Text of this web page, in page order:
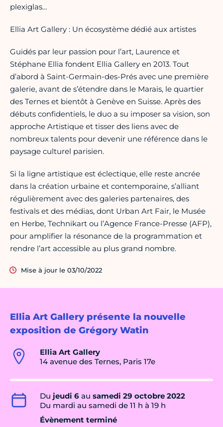
Ellia Art Gallery présente la nouvelle
exposition de Grégory Watin
Ellia Art Gallery
14 avenue des Ternes, Paris 17e
Du jeudi 6 au samedi 29 octobre 2022
Du mardi au samedi de 11 h à 19 h
Évènement terminé
plexiglas…
Ellia Art Gallery : Un écosystème dédié aux artistes
Guidés par leur passion pour l’art, Laurence et
Stéphane Ellia fondent Ellia Gallery en 2013. Tout
d’abord à Saint-Germain-des-Prés avec une première
galerie, avant de s’étendre dans le Marais, le quartier
des Ternes et bientôt à Genève en Suisse. Après des
débuts confidentiels, le duo a su imposer sa vision, son
approche Artistique et tisser des liens avec de
nombreux talents pour devenir une référence dans le
paysage culturel parisien.
Si la ligne artistique est éclectique, elle reste ancrée
dans la création urbaine et contemporaine, s’alliant
régulièrement avec des galeries partenaires, des
festivals et des médias, dont Urban Art Fair, le Musée
en Herbe, Technikart ou l’Agence France-Presse (AFP),
pour amplifier la résonance de la programmation et
rendre l’art accessible au plus grand nombre.
Mise à jour le 03/10/2022